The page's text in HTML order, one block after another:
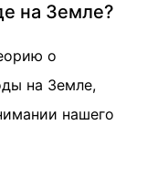
на Земле?
о
на Земле,
нашего